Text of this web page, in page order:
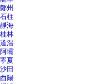
鄭州
石柱
靜海
桂林
道滘
阿壩
寧夏
沙田
酉陽